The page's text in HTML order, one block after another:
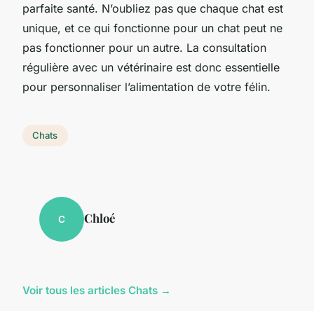
parfaite santé. N’oubliez pas que chaque chat est
unique, et ce qui fonctionne pour un chat peut ne
pas fonctionner pour un autre. La consultation
régulière avec un vétérinaire est donc essentielle
pour personnaliser l’alimentation de votre félin.
Chats
C Chloé
Voir tous les articles Chats →